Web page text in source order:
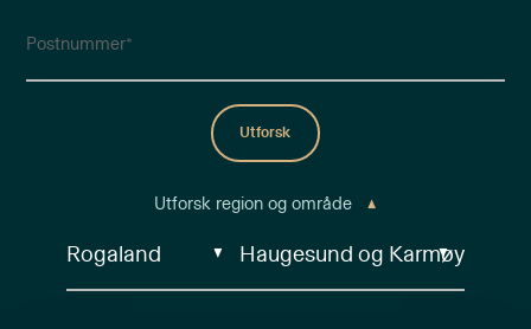
Postnummer
Utforsk
Utforsk region og område